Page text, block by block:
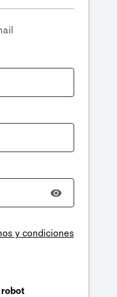
y condiciones